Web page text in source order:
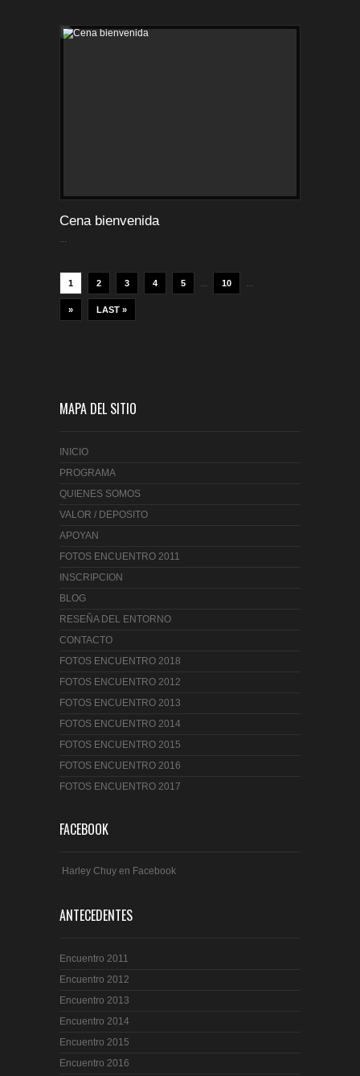
Cena bienvenida
...
1 2 3 4 5 ... 10 ...
» LAST »
MAPA DEL SITIO
INICIO
PROGRAMA
QUIENES SOMOS
VALOR / DEPOSITO
APOYAN
FOTOS ENCUENTRO 2011
INSCRIPCION
BLOG
RESEÑA DEL ENTORNO
CONTACTO
FOTOS ENCUENTRO 2018
FOTOS ENCUENTRO 2012
FOTOS ENCUENTRO 2013
FOTOS ENCUENTRO 2014
FOTOS ENCUENTRO 2015
FOTOS ENCUENTRO 2016
FOTOS ENCUENTRO 2017
FACEBOOK
Harley Chuy en Facebook
ANTECEDENTES
Encuentro 2011
Encuentro 2012
Encuentro 2013
Encuentro 2014
Encuentro 2015
Encuentro 2016